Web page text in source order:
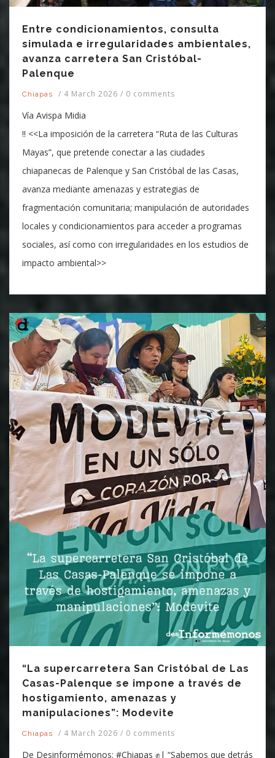
Entre condicionamientos, consulta
simulada e irregularidades ambientales,
avanza carretera San Cristóbal-
Palenque
Chiapas / 4 March 2026 / 0 comments
Vía Avispa Midia
‼️ <<La imposición de la carretera “Ruta de las Culturas
Mayas”, que pretende conectar a las ciudades
chiapanecas de Palenque y San Cristóbal de las Casas,
avanza mediante amenazas y estrategias de
fragmentación comunitaria; manipulación de autoridades
locales y condicionamientos para acceder a programas
sociales, así como con irregularidades en los estudios de
impacto ambiental>>
“La supercarretera San Cristóbal de Las
Casas-Palenque se impone a través de
hostigamiento, amenazas y
manipulaciones”: Modevite
Chiapas / 4 March 2026 / 0 comments
De Desinformémonos: #Chiapas ✊| “Sabemos que detrás